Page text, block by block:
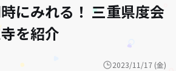
にみれる！ 三重県度会
を紹介
2023/11/17 (金)